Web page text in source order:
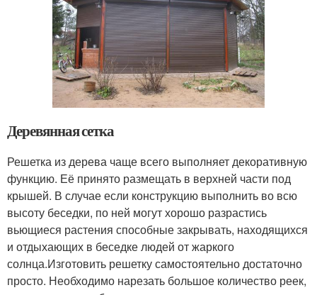
Деревянная сетка
Решетка из дерева чаще всего выполняет декоративную
функцию. Её принято размещать в верхней части под
крышей. В случае если конструкцию выполнить во всю
высоту беседки, по ней могут хорошо разрастись
вьющиеся растения способные закрывать, находящихся
и отдыхающих в беседке людей от жаркого
солнца.Изготовить решетку самостоятельно достаточно
просто. Необходимо нарезать большое количество реек,